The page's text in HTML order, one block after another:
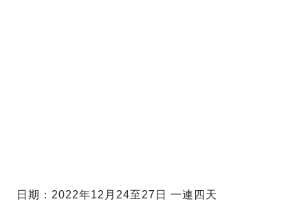
日期：2022年12月24至27日 一連四天